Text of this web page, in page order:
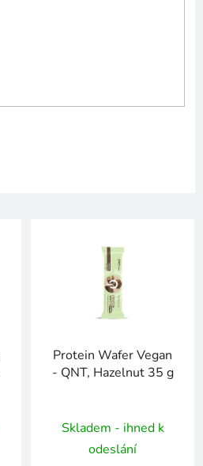
Protein Wafer Vegan
- QNT, Hazelnut 35 g
Skladem - ihned k
odeslání